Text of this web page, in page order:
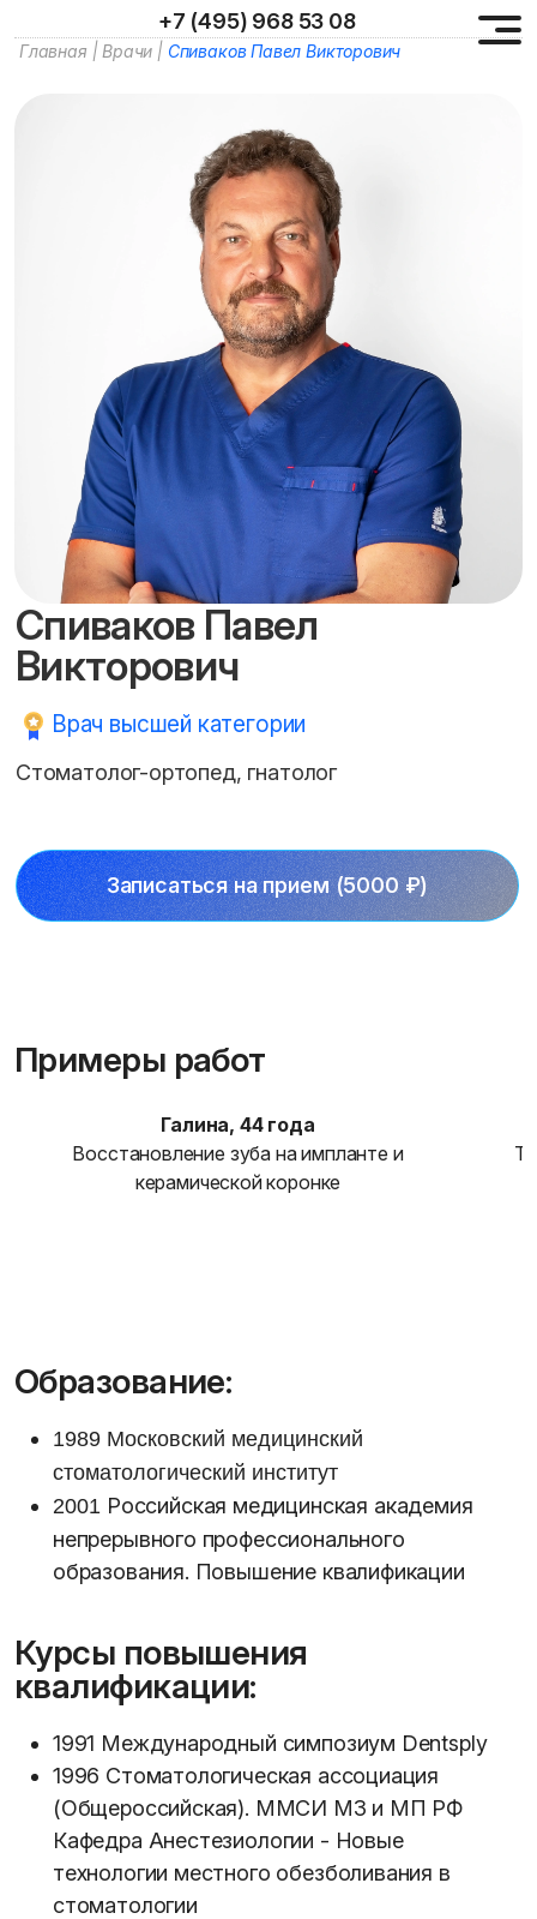
+7 (495) 968 53 08
Главная | Врачи | Спиваков Павел Викторович
Спиваков Павел
Викторович
Врач высшей категории
Стоматолог-ортопед, гнатолог
Записаться на прием (5000 ₽)
Примеры работ
Галина, 44 года
Восстановление зуба на импланте и
керамической коронке
Образование:
1989 Московский медицинский
стоматологический институт
2001 Российская медицинская академия
непрерывного профессионального
образования. Повышение квалификации
Курсы повышения
квалификации:
1991 Международный симпозиум Dentsply
1996 Стоматологическая ассоциация
(Общероссийская). ММСИ МЗ и МП РФ
Кафедра Анестезиологии - Новые
технологии местного обезболивания в
стоматологии